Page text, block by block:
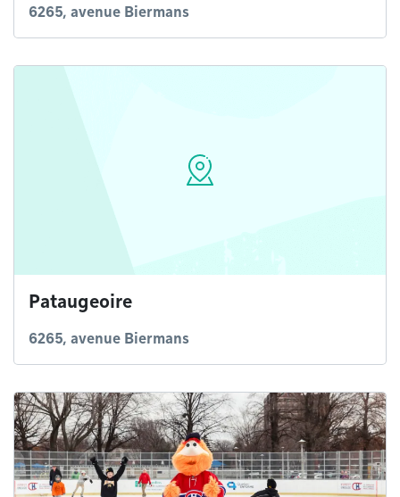
6265, avenue Biermans
Pataugeoire
6265, avenue Biermans